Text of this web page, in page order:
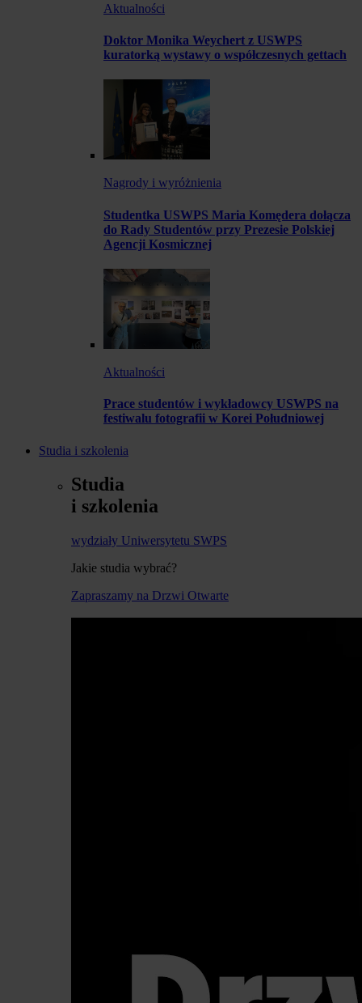
Aktualności
Doktor Monika Weychert z USWPS
kuratorką wystawy o współczesnych gettach
Nagrody i wyróżnienia
Studentka USWPS Maria Komędera dołącza
do Rady Studentów przy Prezesie Polskiej
Agencji Kosmicznej
Aktualności
Prace studentów i wykładowcy USWPS na
festiwalu fotografii w Korei Południowej
Studia i szkolenia
Studia
i szkolenia
wydziały Uniwersytetu SWPS
Jakie studia wybrać?
Zapraszamy na Drzwi Otwarte